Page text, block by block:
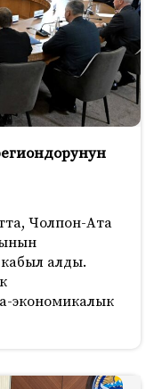
Чолпон-Ата
алды.
экономикалык